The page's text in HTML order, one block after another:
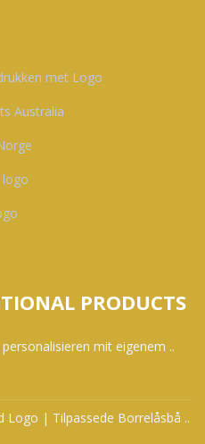
met Logo
Australia
logo
PRODUCTS
mit eigenem ..
Logo | Tilpassede Borrelåsbå ..